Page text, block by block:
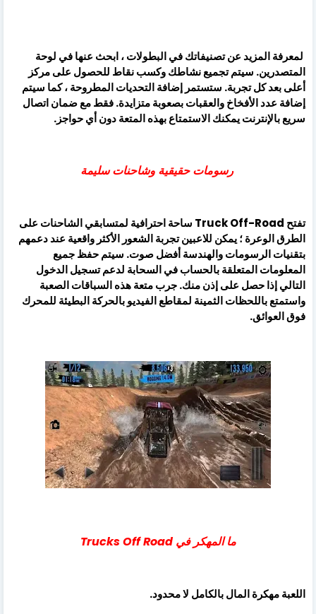
لمعرفة المزيد عن تصنيفاتك في البطولات ، ابحث عنها في لوحة
المتصدرين. سيتم تجميع نشاطك وكسب نقاط للحصول على مركز
أعلى بعد كل تجربة. ستستمر إضافة التحديات المطروحة ، كما سيتم
إضافة عدد الأفخاخ والعقبات بصعوبة متزايدة. فقط مع ضمان اتصال
سريع بالإنترنت يمكنك الاستمتاع بهذه المتعة دون أي حواجز.
رسومات حقيقية وشاحنات سليمة
تفتح Truck Off-Road ساحة احترافية لمتسابقي الشاحنات على
الطرق الوعرة ؛ يمكن للاعبين تجربة الشعور الأكثر واقعية عند دعمهم
بتقنيات الرسومات والهندسة أفضل صوت. سيتم حفظ جميع
المعلومات المتعلقة بالحساب في السحابة لدعم تسجيل الدخول
التالي إذا حصل على إذن منك. جرب متعة هذه السباقات الصعبة
واستمتع باللحظات الثمينة لمقاطع الفيديو بالحركة البطيئة للمحرك
فوق العوائق.
ما المهكر في Trucks Off Road
اللعبة مهكرة المال بالكامل لا محدود.